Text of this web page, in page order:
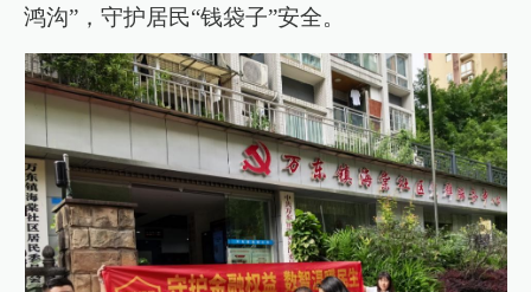
鸿沟”，守护居民“钱袋子”安全。